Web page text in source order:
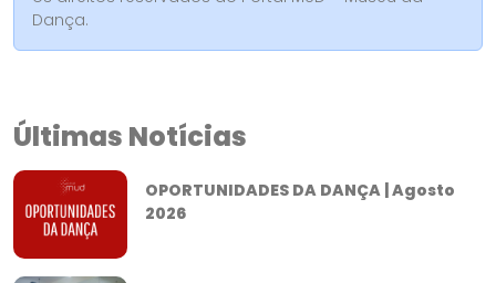
Dança.
Últimas Notícias
OPORTUNIDADES DA DANÇA | Agosto
2026